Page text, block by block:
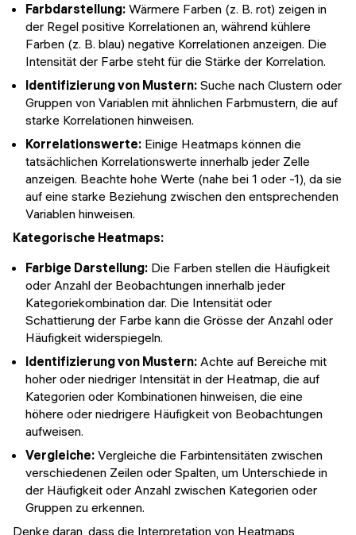
Farbdarstellung: Wärmere Farben (z. B. rot) zeigen in
der Regel positive Korrelationen an, während kühlere
Farben (z. B. blau) negative Korrelationen anzeigen. Die
Intensität der Farbe steht für die Stärke der Korrelation.
Identifizierung von Mustern: Suche nach Clustern oder
Gruppen von Variablen mit ähnlichen Farbmustern, die auf
starke Korrelationen hinweisen.
Korrelationswerte: Einige Heatmaps können die
tatsächlichen Korrelationswerte innerhalb jeder Zelle
anzeigen. Beachte hohe Werte (nahe bei 1 oder -1), da sie
auf eine starke Beziehung zwischen den entsprechenden
Variablen hinweisen.
Kategorische Heatmaps:
Farbige Darstellung: Die Farben stellen die Häufigkeit
oder Anzahl der Beobachtungen innerhalb jeder
Kategoriekombination dar. Die Intensität oder
Schattierung der Farbe kann die Grösse der Anzahl oder
Häufigkeit widerspiegeln.
Identifizierung von Mustern: Achte auf Bereiche mit
hoher oder niedriger Intensität in der Heatmap, die auf
Kategorien oder Kombinationen hinweisen, die eine
höhere oder niedrigere Häufigkeit von Beobachtungen
aufweisen.
Vergleiche: Vergleiche die Farbintensitäten zwischen
verschiedenen Zeilen oder Spalten, um Unterschiede in
der Häufigkeit oder Anzahl zwischen Kategorien oder
Gruppen zu erkennen.
Denke daran, dass die Interpretation von Heatmaps